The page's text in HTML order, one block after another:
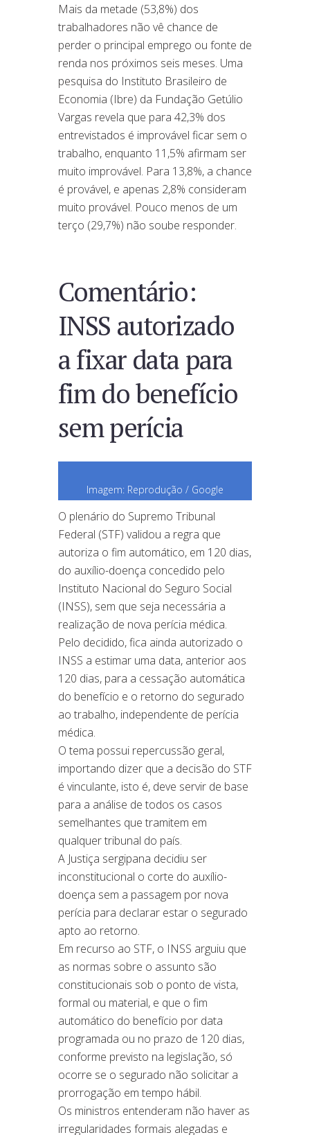
Mais da metade (53,8%) dos
trabalhadores não vê chance de
perder o principal emprego ou fonte de
renda nos próximos seis meses. Uma
pesquisa do Instituto Brasileiro de
Economia (Ibre) da Fundação Getúlio
Vargas revela que para 42,3% dos
entrevistados é improvável ficar sem o
trabalho, enquanto 11,5% afirmam ser
muito improvável. Para 13,8%, a chance
é provável, e apenas 2,8% consideram
muito provável. Pouco menos de um
terço (29,7%) não soube responder.
Comentário:
INSS autorizado
a fixar data para
fim do benefício
sem perícia
Imagem: Reprodução / Google
O plenário do Supremo Tribunal
Federal (STF) validou a regra que
autoriza o fim automático, em 120 dias,
do auxílio-doença concedido pelo
Instituto Nacional do Seguro Social
(INSS), sem que seja necessária a
realização de nova perícia médica.
Pelo decidido, fica ainda autorizado o
INSS a estimar uma data, anterior aos
120 dias, para a cessação automática
do benefício e o retorno do segurado
ao trabalho, independente de perícia
médica.
O tema possui repercussão geral,
importando dizer que a decisão do STF
é vinculante, isto é, deve servir de base
para a análise de todos os casos
semelhantes que tramitem em
qualquer tribunal do país.
A Justiça sergipana decidiu ser
inconstitucional o corte do auxílio-
doença sem a passagem por nova
perícia para declarar estar o segurado
apto ao retorno.
Em recurso ao STF, o INSS arguiu que
as normas sobre o assunto são
constitucionais sob o ponto de vista,
formal ou material, e que o fim
automático do benefício por data
programada ou no prazo de 120 dias,
conforme previsto na legislação, só
ocorre se o segurado não solicitar a
prorrogação em tempo hábil.
Os ministros entenderam não haver as
irregularidades formais alegadas e